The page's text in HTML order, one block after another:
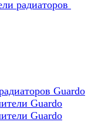
радиаторов
Guardo
Guardo
Guardo